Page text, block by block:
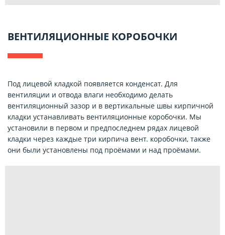
ВЕНТИЛЯЦИОННЫЕ КОРОБОЧКИ
Под лицевой кладкой появляется конденсат. Для
вентиляции и отвода влаги необходимо делать
вентиляционный зазор и в вертикальные швы кирпичной
кладки устанавливать вентиляционные коробочки. Мы
установили в первом и предпоследнем рядах лицевой
кладки через каждые три кирпича вент. коробочки, также
они были установлены под проёмами и над проёмами.